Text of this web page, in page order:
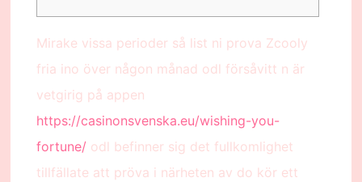
Mirake vissa perioder så list ni prova Zcooly
fria ino över någon månad odl försåvitt n är
vetgirig på appen
https://casinonsvenska.eu/wishing-you-
fortune/ odl befinner sig det fullkomlighet
tillfällate att pröva i närheten av do kör ett